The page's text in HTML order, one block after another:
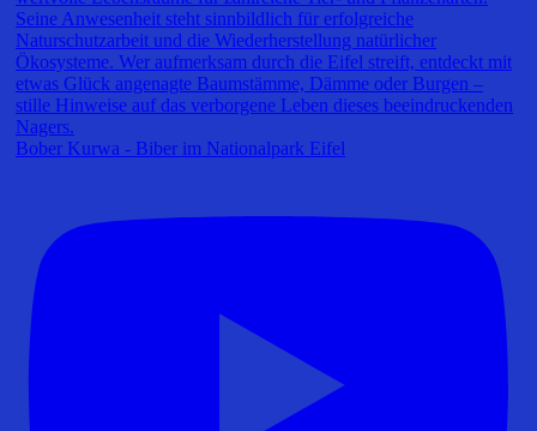
Bober Kurwa - Biber im Nationalpark Eifel